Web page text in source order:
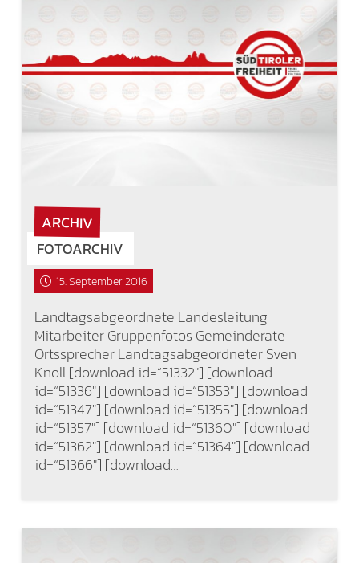
ARCHIV
FOTOARCHIV
15. September 2016
Landtagsabgeordnete Landesleitung
Mitarbeiter Gruppenfotos Gemeinderäte
Ortssprecher Landtagsabgeordneter Sven
Knoll [download id=“51332″] [download
id=“51336″] [download id=“51353″] [download
id=“51347″] [download id=“51355″] [download
id=“51357″] [download id=“51360″] [download
id=“51362″] [download id=“51364″] [download
id=“51366″] [download…